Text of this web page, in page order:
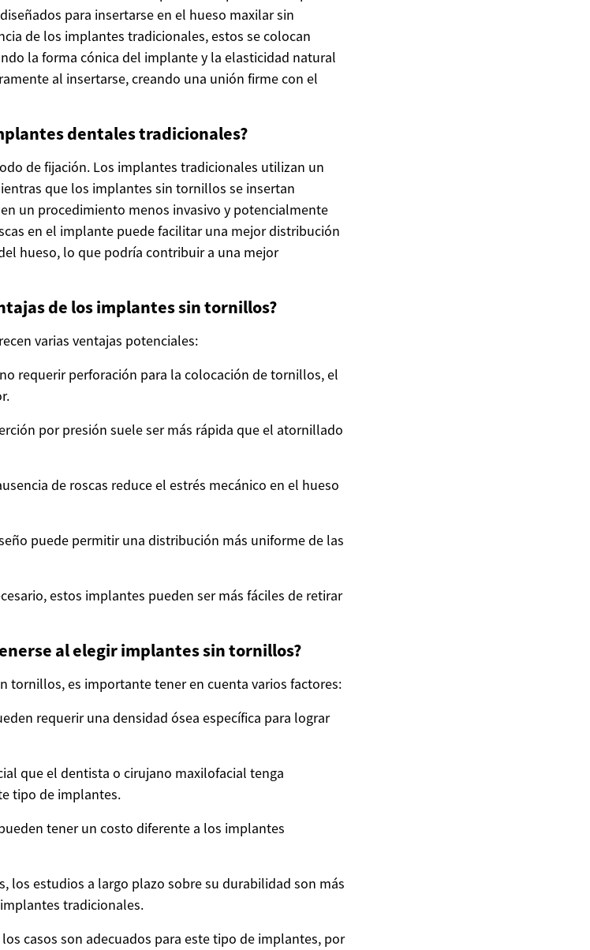
para insertarse en el hueso maxilar sin
de los implantes tradicionales, estos se colocan
la forma cónica del implante y la elasticidad natural
al insertarse, creando una unión firme con el
dentales tradicionales?
de fijación. Los implantes tradicionales utilizan un
que los implantes sin tornillos se insertan
un procedimiento menos invasivo y potencialmente
en el implante puede facilitar una mejor distribución
hueso, lo que podría contribuir a una mejor
de los implantes sin tornillos?
varias ventajas potenciales:
requerir perforación para la colocación de tornillos, el
por presión suele ser más rápida que el atornillado
de roscas reduce el estrés mecánico en el hueso
puede permitir una distribución más uniforme de las
estos implantes pueden ser más fáciles de retirar
al elegir implantes sin tornillos?
tornillos, es importante tener en cuenta varios factores:
requerir una densidad ósea específica para lograr
que el dentista o cirujano maxilofacial tenga
tipo de implantes.
tener un costo diferente a los implantes
los estudios a largo plazo sobre su durabilidad son más
tradicionales.
casos son adecuados para este tipo de implantes, por